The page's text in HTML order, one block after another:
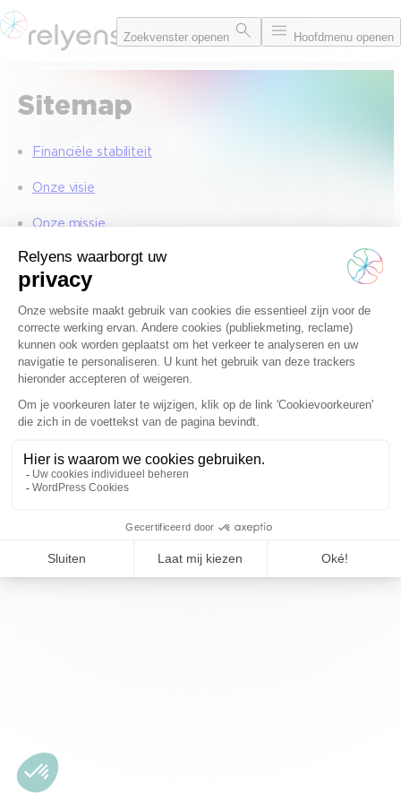
Spring
naar
Zoekvenster openen Hoofdmenu openen
Sitemap
Financiële stabiliteit
Onze visie
Onze missie
Cyberverzekering
Home Sitemap
© Relyens 2026
Wettelijke vermeldingenToegankelijkheidsverklaringCookiebeheer
Persoonlijke gegevens